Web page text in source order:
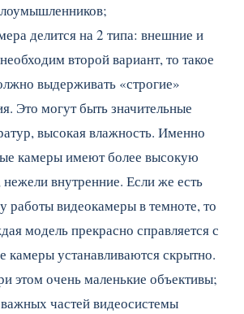
делится на 2 типа: внешние и
второй вариант, то такое
выдерживать «строгие»
Это могут быть значительные
высокая влажность. Именно
камеры имеют более высокую
внутренние. Если же есть
работы видеокамеры в темноте, то
модель прекрасно справляется с
камеры устанавливаются скрытно.
этом очень маленькие объективы;
частей видеосистемы